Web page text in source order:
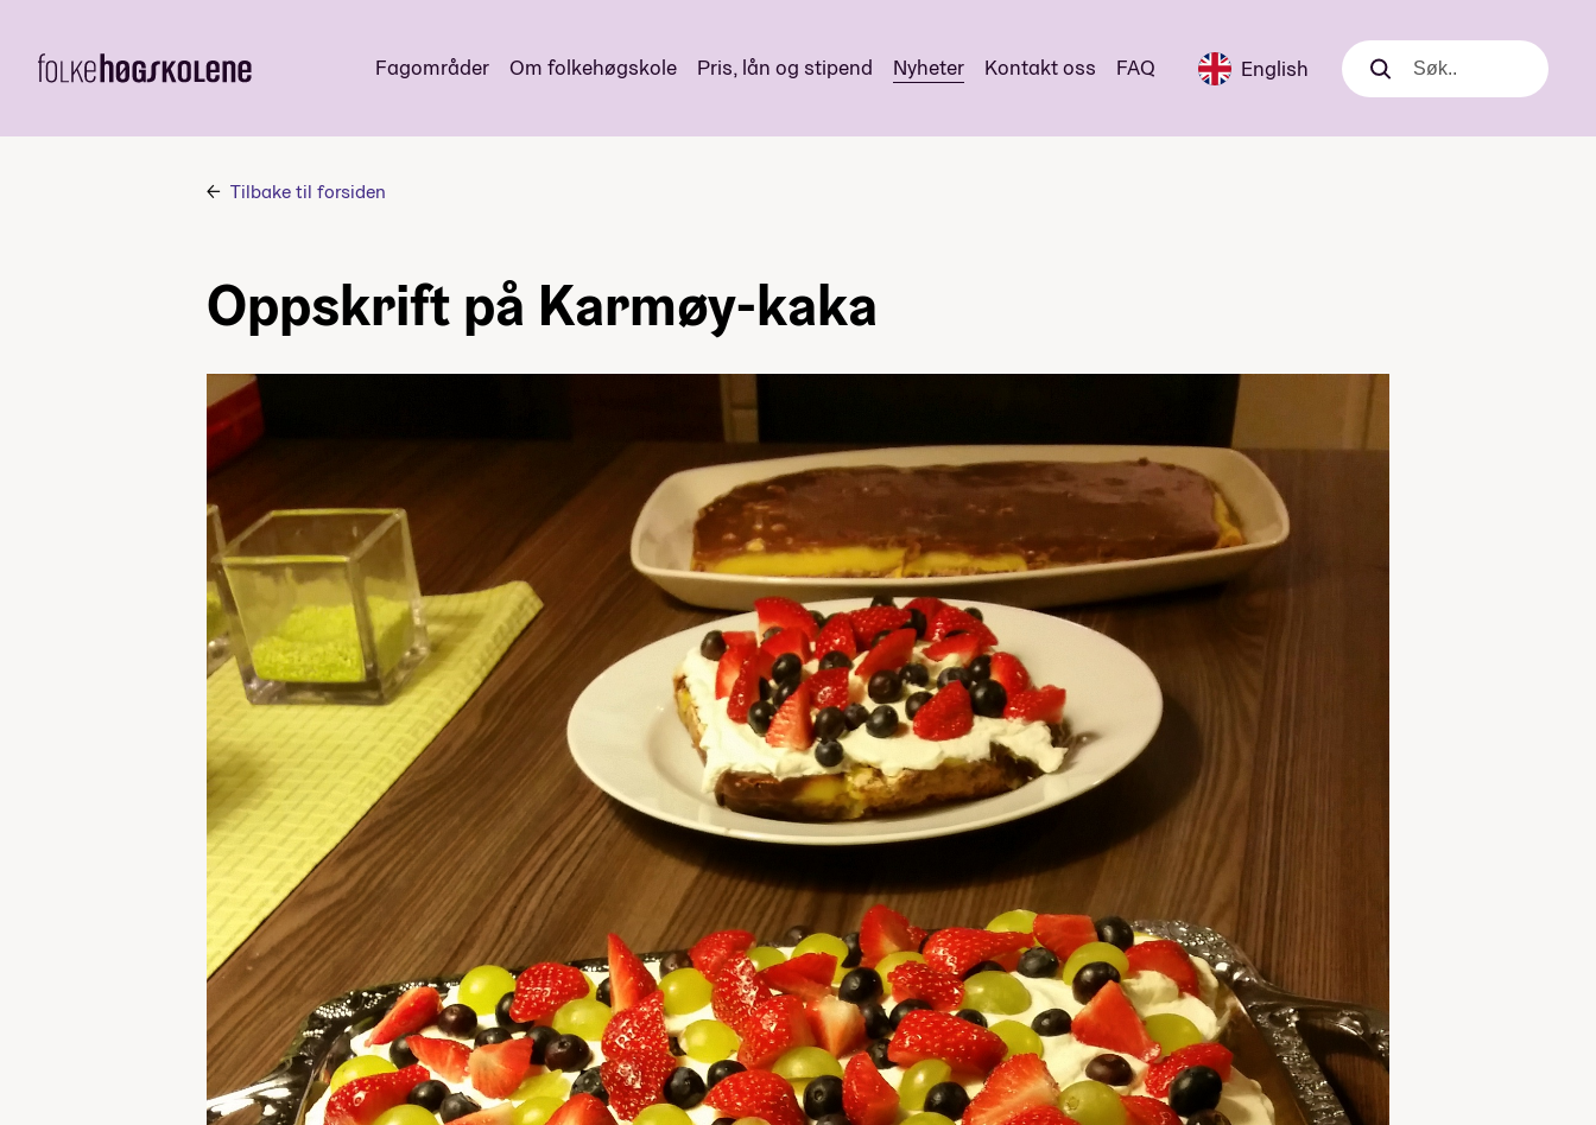
Fagområder Om folkehøgskole Pris, lån og stipend Nyheter Kontakt oss FAQ English Søk
Søk
Tilbake til forsiden
Oppskrift på Karmøy-kaka